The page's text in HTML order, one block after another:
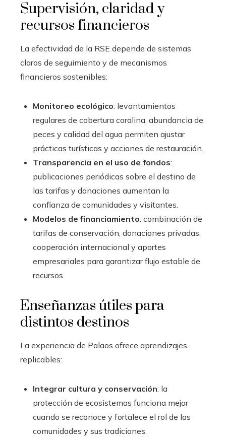
Supervisión, claridad y
recursos financieros
La efectividad de la RSE depende de sistemas
claros de seguimiento y de mecanismos
financieros sostenibles:
Monitoreo ecológico: levantamientos
regulares de cobertura coralina, abundancia de
peces y calidad del agua permiten ajustar
prácticas turísticas y acciones de restauración.
Transparencia en el uso de fondos:
publicaciones periódicas sobre el destino de
las tarifas y donaciones aumentan la
confianza de comunidades y visitantes.
Modelos de financiamiento: combinación de
tarifas de conservación, donaciones privadas,
cooperación internacional y aportes
empresariales para garantizar flujo estable de
recursos.
Enseñanzas útiles para
distintos destinos
La experiencia de Palaos ofrece aprendizajes
replicables:
Integrar cultura y conservación: la
protección de ecosistemas funciona mejor
cuando se reconoce y fortalece el rol de las
comunidades y sus tradiciones.